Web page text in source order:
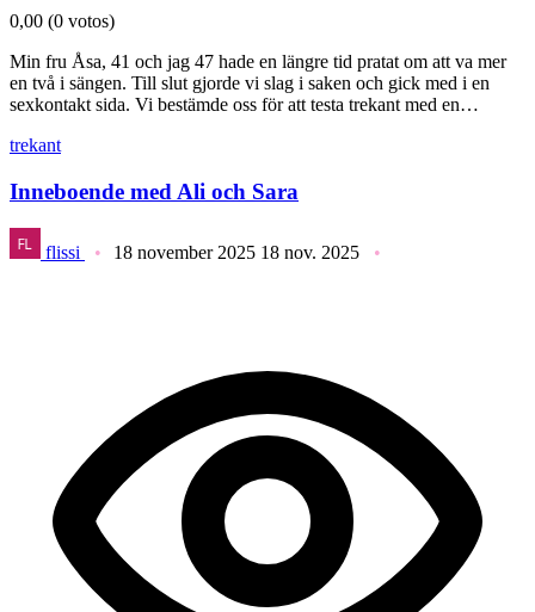
0,00 (0 votos)
Min fru Åsa, 41 och jag 47 hade en längre tid pratat om att va mer
en två i sängen. Till slut gjorde vi slag i saken och gick med i en
sexkontakt sida. Vi bestämde oss för att testa trekant med en…
trekant
Inneboende med Ali och Sara
flissi 18 november 2025 18 nov. 2025